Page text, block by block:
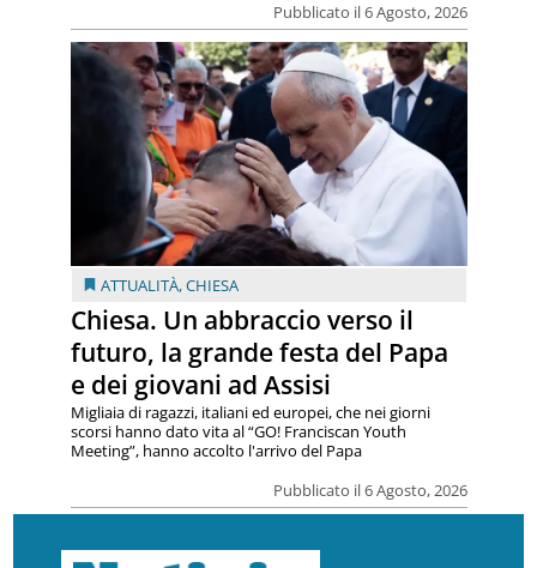
Pubblicato il 6 Agosto, 2026
ATTUALITÀ,CHIESA
Chiesa. Un abbraccio verso il
futuro, la grande festa del Papa
e dei giovani ad Assisi
Pubblicato il 6 Agosto, 2026
Migliaia di ragazzi, italiani ed europei, che nei giorni
scorsi hanno dato vita al “GO! Franciscan Youth
Meeting”, hanno accolto l'arrivo del Papa